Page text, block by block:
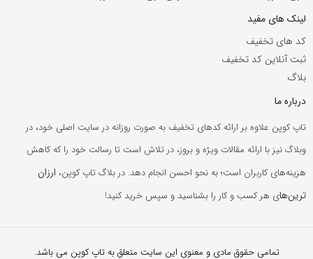
لینک های مفید
کد های تخفیف
ثبت آنلاین کد تخفیف
بلاگ
درباره ما
تاپ کوپن علاوه بر ارائه کدهای تخفیف به صورت روزانه در سایت اصلی خود، در
وبلاگ نیز با ارائه مقالات ویژه و بروز، در تلاش است تا رسالت خود را که کاهش
هزینه‌های کاربران است؛ به نحو احسن انجام دهد. در بلاگ تاپ کوپن، ارزان
ترین‌های هر کسب و کار را بشناسید و سپس خرید کنید!
تمامی حقوق مادی و معنوی این سایت متعلق به تاپ کوپن می باشد.